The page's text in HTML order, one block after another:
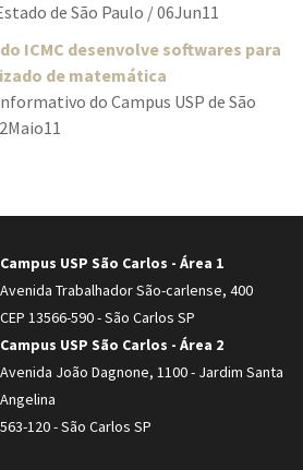
de São Paulo / 06Jun11
ICMC desenvolve softwares para
de matemática
do Campus USP de São
Campus USP São Carlos - Área 1
Avenida Trabalhador São-carlense, 400
CEP 13566-590 - São Carlos SP
Campus USP São Carlos - Área 2
Avenida João Dagnone, 1100 - Jardim Santa
Angelina
120 - São Carlos SP